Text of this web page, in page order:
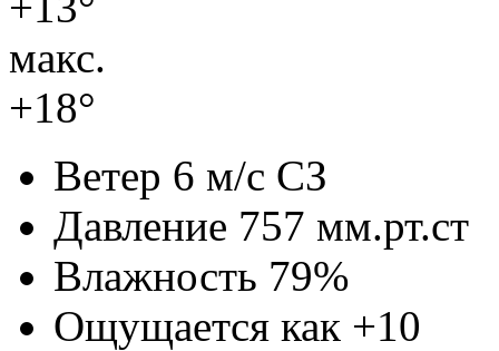
макс.
+18°
Ветер 6 м/с СЗ
Давление 757 мм.рт.ст
Влажность 79%
Ощущается как +10